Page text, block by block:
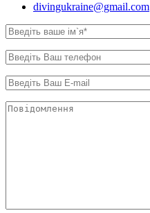
divingukraine@gmail.com